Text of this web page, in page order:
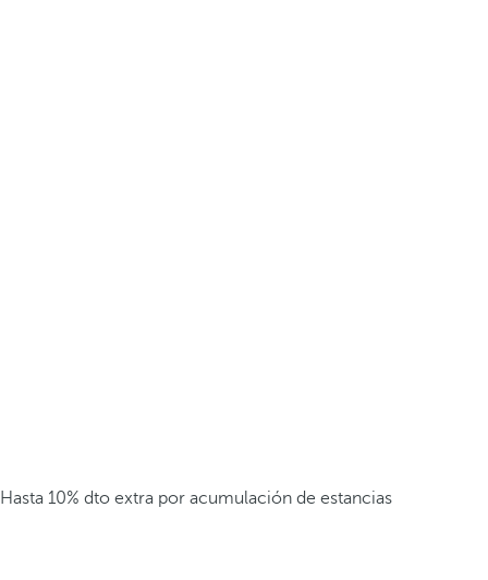
Hasta 10% dto extra por acumulación de estancias